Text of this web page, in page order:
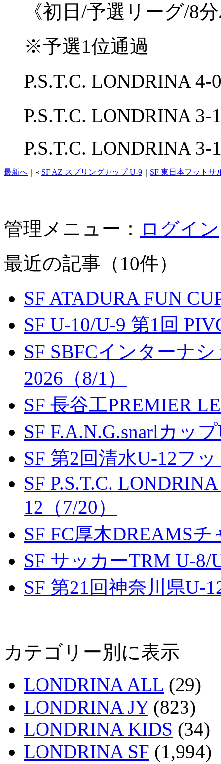
《初日/予選リーグ/8
※予選1位通過
P.S.T.C. LONDRINA 4-
P.S.T.C. LONDRINA
P.S.T.C. LONDRINA 3-
最新へ ｜« SF AZ スプリングカップ U-9 SF 東日本フットサ
管理メニュー： ログイン
最近の記事（10件）
SF ATADURA FUN
SF U-10/U-9 第1回
SF SBFCインターナ
2026（8/1）
SF 長谷工PREMIER
SF F.A.N.G.snarlカッ
SF 第2回清水U-12フ
SF P.S.T.C.
12（7/20）
SF FC厚木DREAMS
SF サッカーTRM U-8/
SF 第21回神奈川県U-
カテゴリー別に表示
LONDRINA ALL (29)
LONDRINA JY(823)
LONDRINA KIDS (34)
LONDRINA SF (1,994)